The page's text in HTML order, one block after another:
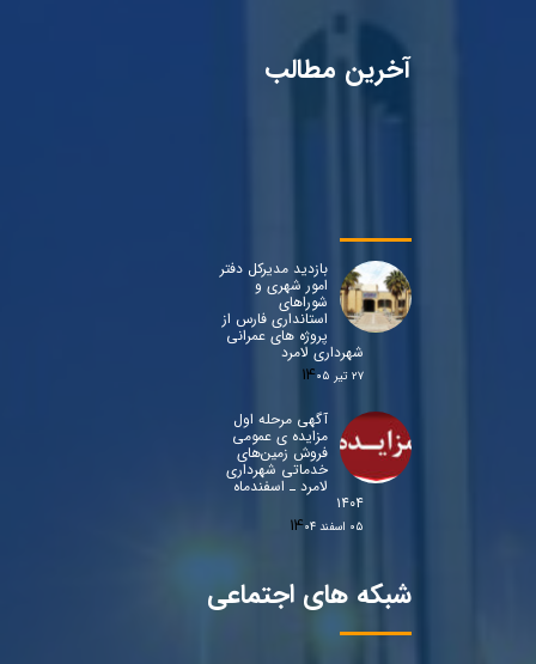
آخرین مطالب
بازدید مدیرکل دفتر
امور شهری و
شوراهای
استانداری فارس از
پروژه های عمرانی
شهرداری لامرد
۲۷ تیر ۰۵
آگهی مرحله اول
مزایده ی عمومی
فروش زمین‌های
خدماتی شهرداری
لامرد ـ اسفندماه
۱۴۰۴
۰۵ اسفند ۰۴
شبکه های اجتماعی